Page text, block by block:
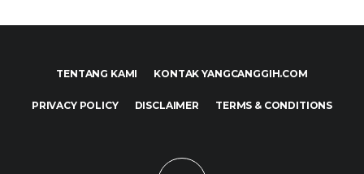
TENTANG KAMI KONTAK YANGCANGGIH.COM
PRIVACY POLICY DISCLAIMER TERMS & CONDITIONS